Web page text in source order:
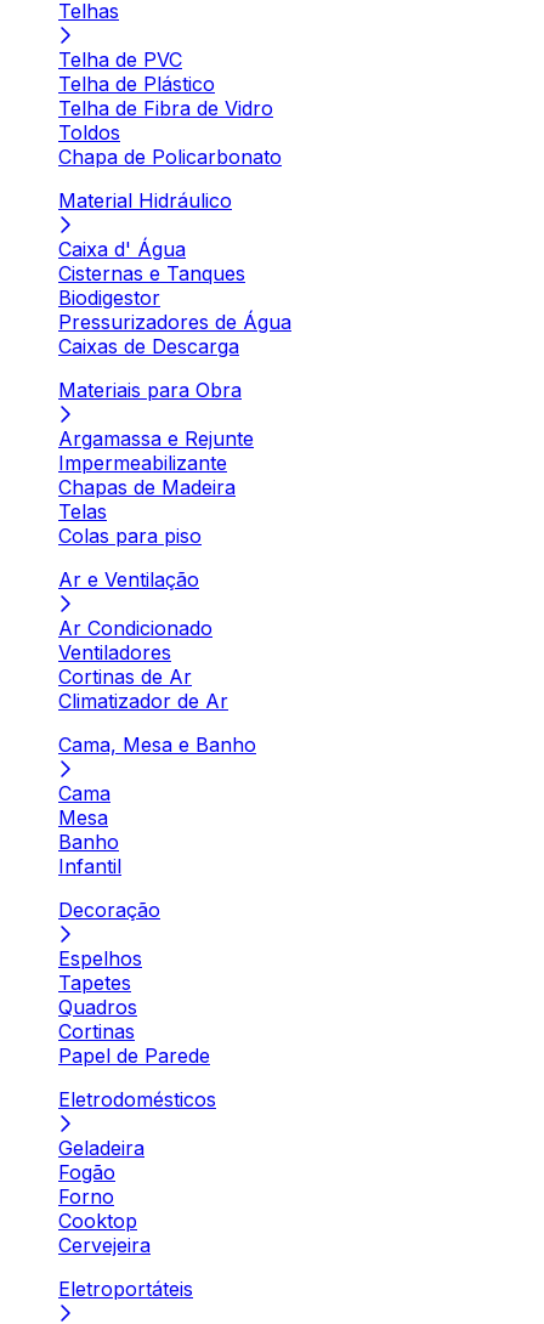
Telhas
Telha de PVC
Telha de Plástico
Telha de Fibra de Vidro
Toldos
Chapa de Policarbonato
Material Hidráulico
Caixa d' Água
Cisternas e Tanques
Biodigestor
Pressurizadores de Água
Caixas de Descarga
Materiais para Obra
Argamassa e Rejunte
Impermeabilizante
Chapas de Madeira
Telas
Colas para piso
Ar e Ventilação
Ar Condicionado
Ventiladores
Cortinas de Ar
Climatizador de Ar
Cama, Mesa e Banho
Cama
Mesa
Banho
Infantil
Decoração
Espelhos
Tapetes
Quadros
Cortinas
Papel de Parede
Eletrodomésticos
Geladeira
Fogão
Forno
Cooktop
Cervejeira
Eletroportáteis